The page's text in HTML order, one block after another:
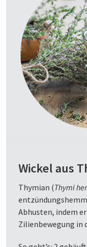
Wickel aus
Thymian (Thymi
Abhusten, indem
Zilienbewegung in